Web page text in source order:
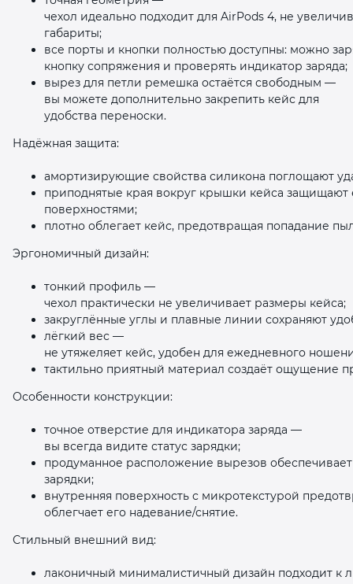
чехол идеально подходит для AirPods 4, не
габариты;
все порты и кнопки полностью доступны: можно
кнопку сопряжения и проверять индикатор заряда;
вырез для петли ремешка остаётся свободным —
вы можете дополнительно закрепить кейс для
удобства переноски.
Надёжная защита:
амортизирующие свойства силикона поглощают
приподнятые края вокруг крышки кейса защищают
поверхностями;
плотно облегает кейс, предотвращая попадание
Эргономичный дизайн:
тонкий профиль —
чехол практически не увеличивает размеры кейса;
закруглённые углы и плавные линии сохраняют
лёгкий вес —
не утяжеляет кейс, удобен для ежедневного
тактильно приятный материал создаёт ощущение
Особенности конструкции:
точное отверстие для индикатора заряда —
вы всегда видите статус зарядки;
продуманное расположение вырезов
зарядки;
внутренняя поверхность с микротекстурой
облегчает его надевание/снятие.
Стильный внешний вид:
лаконичный минималистичный дизайн подходит к